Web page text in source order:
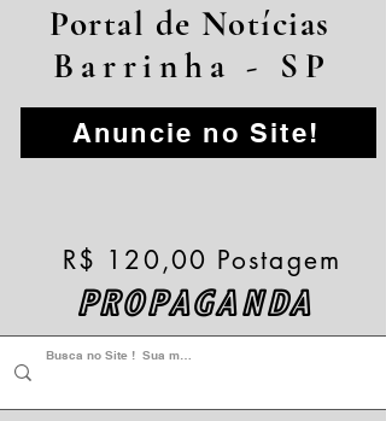
Anuncie no Site!
PROPAGANDA
R$ 120,00 Postagem
Barrinha - SP
Portal de Notícias